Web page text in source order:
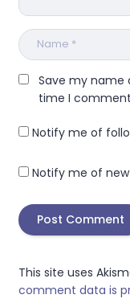
Save my name
time I
Notify me of
Notify me of
This site uses
comment data is